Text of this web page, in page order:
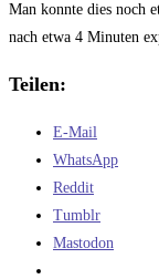
Man konnte dies noch
nach etwa 4 Minuten
Teilen:
E-Mail
WhatsApp
Reddit
Tumblr
Mastodon